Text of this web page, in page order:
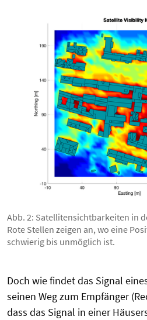
Abb. 2: Satellitensichtbarkeiten in
Rote Stellen zeigen an, wo eine
schwierig bis unmöglich ist.
Doch wie findet das Signal
seinen Weg zum Empfänger
dass das Signal in einer